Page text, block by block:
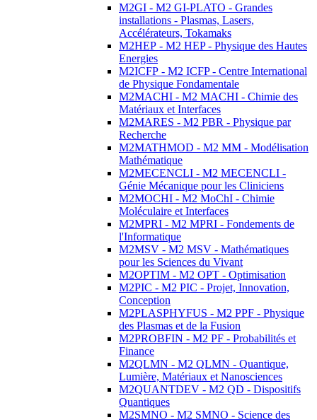
M2GI - M2 GI-PLATO - Grandes
installations - Plasmas, Lasers,
Accélérateurs, Tokamaks
M2HEP - M2 HEP - Physique des Hautes
Energies
M2ICFP - M2 ICFP - Centre International
de Physique Fondamentale
M2MACHI - M2 MACHI - Chimie des
Matériaux et Interfaces
M2MARES - M2 PBR - Physique par
Recherche
M2MATHMOD - M2 MM - Modélisation
Mathématique
M2MECENCLI - M2 MECENCLI -
Génie Mécanique pour les Cliniciens
M2MOCHI - M2 MoChI - Chimie
Moléculaire et Interfaces
M2MPRI - M2 MPRI - Fondements de
l'Informatique
M2MSV - M2 MSV - Mathématiques
pour les Sciences du Vivant
M2OPTIM - M2 OPT - Optimisation
M2PIC - M2 PIC - Projet, Innovation,
Conception
M2PLASPHYFUS - M2 PPF - Physique
des Plasmas et de la Fusion
M2PROBFIN - M2 PF - Probabilités et
Finance
M2QLMN - M2 QLMN - Quantique,
Lumière, Matériaux et Nanosciences
M2QUANTDEV - M2 QD - Dispositifs
Quantiques
M2SMNO - M2 SMNO - Science des